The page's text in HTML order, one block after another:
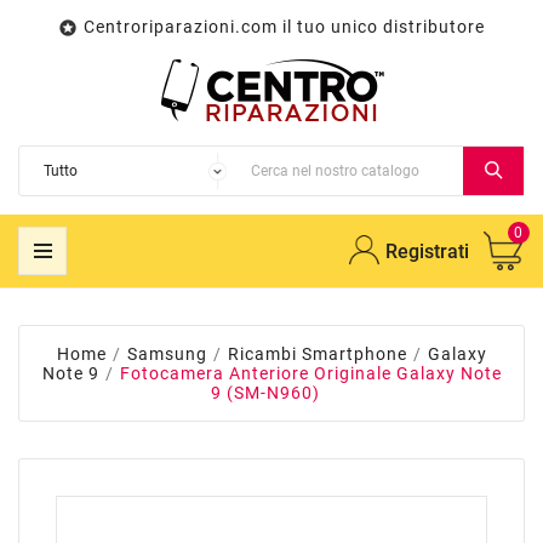
 Centroriparazioni.com il tuo unico distributore
Registrati
0
Home Samsung Ricambi Smartphone
Galaxy
Note 9
Fotocamera Anteriore Originale Galaxy Note
9 (SM-N960)